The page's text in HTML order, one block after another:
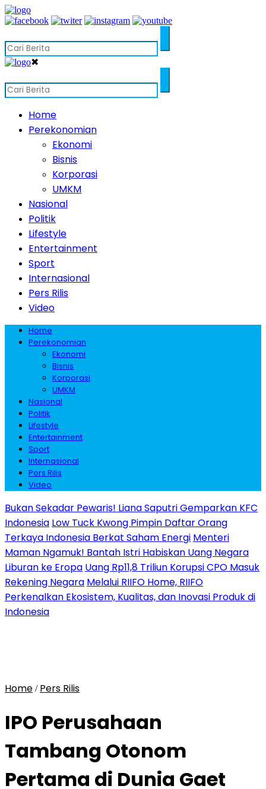
✖
Home
Perekonomian
Ekonomi
Bisnis
Korporasi
UMKM
Nasional
Politik
Lifestyle
Entertainment
Sport
Internasional
Pers Rilis
Video
Home
Perekonomian
Ekonomi
Bisnis
Korporasi
UMKM
Nasional
Politik
Lifestyle
Entertainment
Sport
Internasional
Pers Rilis
Video
Bukan Sekadar Pewaris! Liana Saputri Gemparkan KFC
Indonesia Low Tuck Kwong Pimpin Daftar Orang
Terkaya Indonesia Berkat Saham Energi Menteri
Maman Ngamuk! Bantah Istri Habiskan Uang Negara
Liburan ke Eropa Uang Rp11,8 Triliun Korupsi CPO Masuk
Rekening Negara Melalui RIIFO Home, RIIFO
Perkenalkan Ekosistem, Kualitas, dan Inovasi Produk di
Indonesia
Home / Pers Rilis
IPO Perusahaan
Tambang Otonom
Pertama di Dunia Gaet